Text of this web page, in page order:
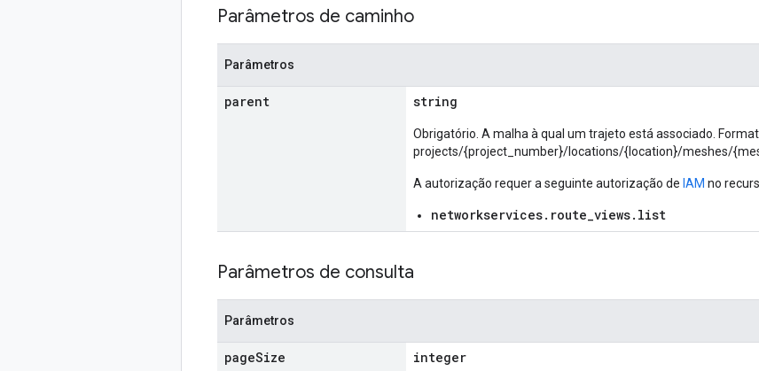
Parâmetros de caminho
Parâmetros
parent string
Obrigatório. A malha à qual um trajeto está associado.
projects/{project_number}/locations/{location}/meshes/
A autorização requer a seguinte autorização de IAM no
networkservices.route_views.list
Parâmetros de consulta
Parâmetros
pageSize integer